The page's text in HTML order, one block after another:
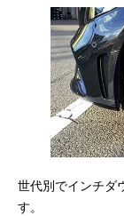
世代別でインチダ
す。